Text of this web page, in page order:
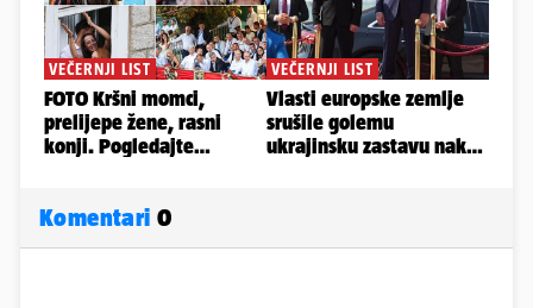
Komentari 0